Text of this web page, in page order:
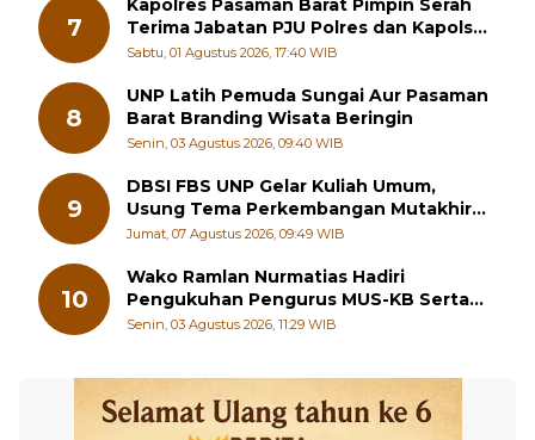
7
Kapolres Pasaman Barat Pimpin Serah
Terima Jabatan PJU Polres dan Kapolsek
Sungai Beremas
Sabtu, 01 Agustus 2026, 17:40 WIB
8
UNP Latih Pemuda Sungai Aur Pasaman
Barat Branding Wisata Beringin
Senin, 03 Agustus 2026, 09:40 WIB
9
DBSI FBS UNP Gelar Kuliah Umum,
Usung Tema Perkembangan Mutakhir
Sastra Dunia
Jumat, 07 Agustus 2026, 09:49 WIB
10
Wako Ramlan Nurmatias Hadiri
Pengukuhan Pengurus MUS-KB Serta
LMKB Periode 2026-2031,
Senin, 03 Agustus 2026, 11:29 WIB